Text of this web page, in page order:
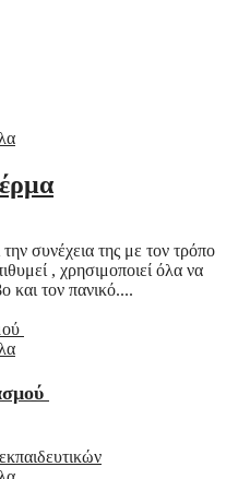
συνέχεια της με τον τρόπο
, χρησιμοποιεί όλα να
και τον πανικό....